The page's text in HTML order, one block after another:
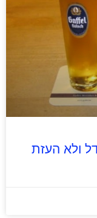
ולא העזת